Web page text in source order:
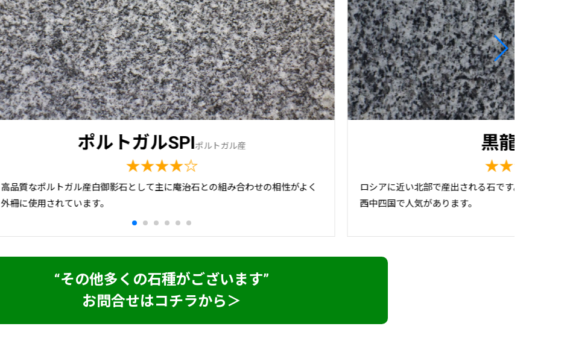
ポルトガルSPIポルトガル産
★★★★☆
高品質なポルトガル産白御影石として主に庵治石との組み合わせの相性がよく
外柵に使用されています。
黒龍石
★★★★☆
ロシアに近い北部で産出される石です。大島石に
西中四国で人気があります。
“その他多くの石種がございます”
お問合せはコチラから＞